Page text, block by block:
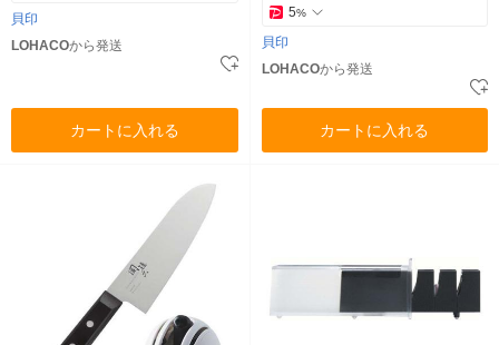
貝印
LOHACOから発送
カートに入れる
5%
貝印
LOHACOから発送
カートに入れる